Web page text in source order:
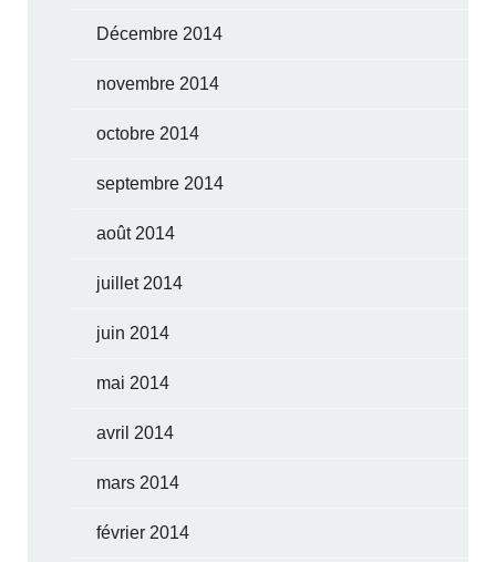
Décembre 2014
novembre 2014
octobre 2014
septembre 2014
août 2014
juillet 2014
juin 2014
mai 2014
avril 2014
mars 2014
février 2014